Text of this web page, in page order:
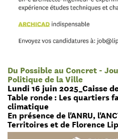
Du Possible au Concret -
Politique de la Ville
Lundi 16 juin 2025_Caisse
Table ronde : Les quartiers
climatique
En présence de l'ANRU,
Territoires et de Florence